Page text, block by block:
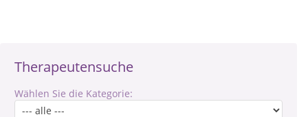
Therapeutensuche
Wählen Sie die Kategorie: